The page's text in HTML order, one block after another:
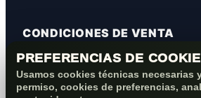
PREFERENCIAS DE
Usamos cookies técnicas necesarias
permiso, cookies de preferencias,
CONDICIONES DE VENTA
GARANTÍAS
PROTECCIÓN DE DATOS